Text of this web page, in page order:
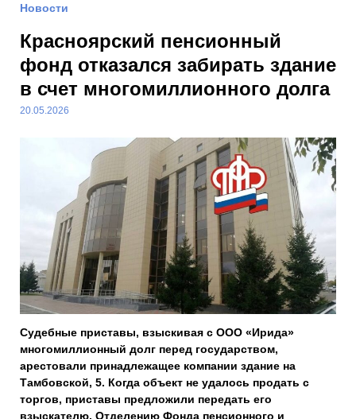
Новости
Красноярский пенсионный
фонд отказался забирать здание
в счет многомиллионного долга
20.05.2026
Судебные приставы, взыскивая с ООО «Ирида»
многомиллионный долг перед государством,
арестовали принадлежащее компании здание на
Тамбовской, 5. Когда объект не удалось продать с
торгов, приставы предложили передать его
взыскателю, Отделению Фонда пенсионного и